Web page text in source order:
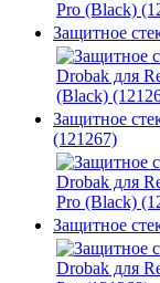
Защитное
Защитное
(121267)
Защитное